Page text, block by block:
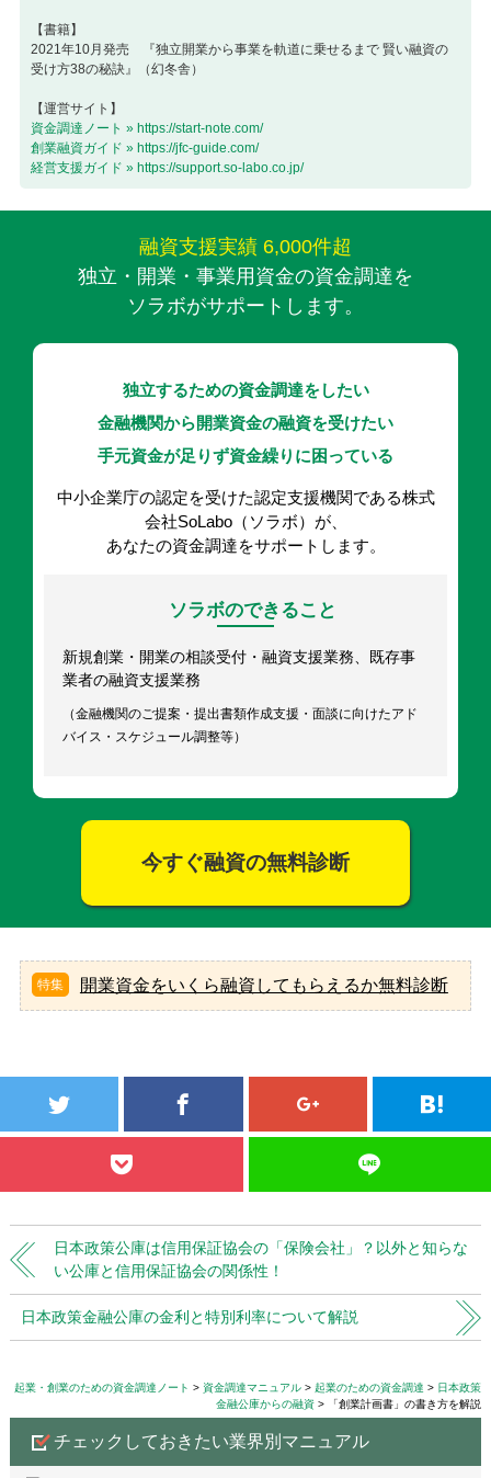
【書籍】
2021年10月発売 『独立開業から事業を軌道に乗せるまで 賢い融資の
受け方38の秘訣』（幻冬舎）
【運営サイト】
資金調達ノート » https://start-note.com/
創業融資ガイド » https://jfc-guide.com/
経営支援ガイド » https://support.so-labo.co.jp/
融資支援実績 6,000件超
独立・開業・事業用資金の資金調達を
ソラボがサポートします。
独立するための資金調達をしたい
金融機関から開業資金の融資を受けたい
手元資金が足りず資金繰りに困っている
中小企業庁の認定を受けた認定支援機関である株式
会社SoLabo（ソラボ）が、
あなたの資金調達をサポートします。
ソラボのできること
新規創業・開業の相談受付・融資支援業務、既存事
業者の融資支援業務
（金融機関のご提案・提出書類作成支援・面談に向けたアド
バイス・スケジュール調整等）
今すぐ融資の無料診断
開業資金をいくら融資してもらえるか無料診断
日本政策公庫は信用保証協会の「保険会社」？以外と知らな
い公庫と信用保証協会の関係性！
日本政策金融公庫の金利と特別利率について解説
起業・創業のための資金調達ノート 資金調達マニュアル 起業のための資金調達
日本政策
金融公庫からの融資
「創業計画書」の書き方を解説
チェックしておきたい業界別マニュアル